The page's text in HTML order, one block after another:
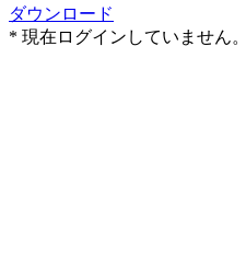
ダウンロード
* 現在ログインしていません。